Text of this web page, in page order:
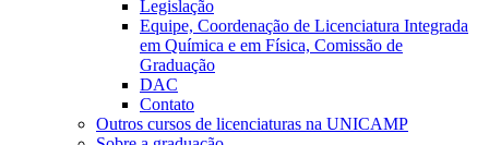
Legislação
Equipe, Coordenação de Licenciatura Integrada
em Química e em Física, Comissão de
Graduação
DAC
Contato
Outros cursos de licenciaturas na UNICAMP